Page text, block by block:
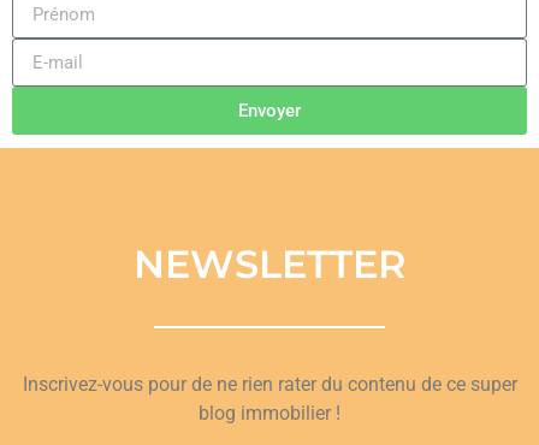
Envoyer
NEWSLETTER
Inscrivez-vous pour de ne rien rater du contenu de ce super
blog immobilier !